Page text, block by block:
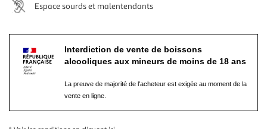
Espace sourds et malentendants
Interdiction de vente de boissons
alcooliques aux mineurs de moins de 18 ans
La preuve de majorité de l'acheteur est exigée au moment de la
vente en ligne.